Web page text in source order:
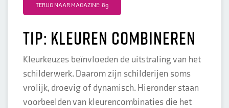
TERUG NAAR MAGAZINE: 89
Tip: Kleuren combineren
Kleurkeuzes beïnvloeden de uitstraling van het
schilderwerk. Daarom zijn schilderijen soms
vrolijk, droevig of dynamisch. Hieronder staan
voorbeelden van kleurencombinaties die het